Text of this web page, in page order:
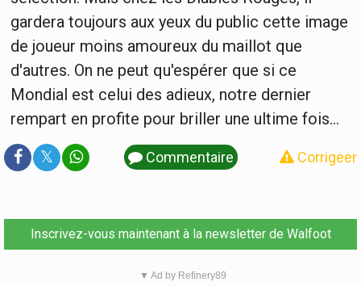
gardera toujours aux yeux du public cette image
de joueur moins amoureux du maillot que
d'autres. On ne peut qu'espérer que si ce
Mondial est celui des adieux, notre dernier
rempart en profite pour briller une ultime fois...
𝕏 Commentaire Corrigeer
Inscrivez-vous maintenant à la newsletter de Walfoot
▼ Ad by Refinery89